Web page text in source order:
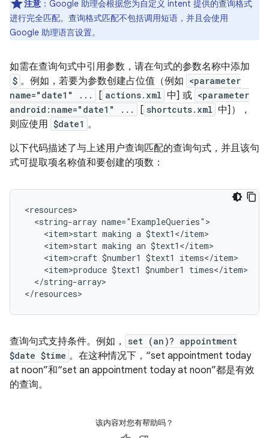
注意 ：Google 助理会根据您为自定义 intent 提供的查询格式
进行完全匹配。查询格式匹配不包括调用短语，并且会使用
Google 助理语言设置。
如需在查询句式中引用参数，请在句式的参数名称中添加
$ 。例如，若要为参数创建占位值（例如 <parameter
name="date1" ...
[ actions.xml 中] 或 <parameter
android:name="date1" ...
[ shortcuts.xml 中]），
则应使用 $date1 。
以下代码描述了与上述用户查询匹配的查询句式，并且该句
式可提取项名称值和要创建的项数：
<string-array
<item>start making a
<item>start making an
<item>craft $number1 $text1
<item>produce $text1 $number1
</string-array>
查询句式支持条件。例如，
set (an)? appointment
$date $time 。在这种情况下，“set appointment today
at noon”和“set an appointment today at noon”都是有效
的查询。
该内容对您有帮助吗？